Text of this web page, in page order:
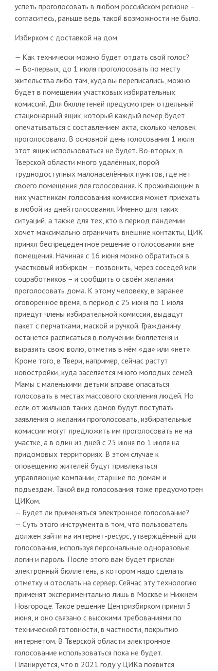
успеть проголосовать в любом российском регионе –
согласитесь, раньше ведь такой возможности не было.
Избирком с доставкой на дом
— Как технически можно будет отдать свой голос?
— Во-первых, до 1 июля проголосовать по месту
жительства либо там, куда вы переписались, можно
будет в помещении участковых избирательных
комиссий. Для бюллетеней предусмотрен отдельный
стационарный ящик, который каждый вечер будет
опечатываться с составлением акта, сколько человек
проголосовало. В основной день голосования 1 июля
этот ящик использоваться не будет. Во-вторых, в
Тверской области много удалённых, порой
труднодоступных малонаселённых пунктов, где нет
своего помещения для голосования. К проживающим в
них участникам голосования комиссия может приехать
в любой из дней голосования. Именно для таких
ситуаций, а также для тех, кто в период пандемии
хочет максимально ограничить внешние контакты, ЦИК
принял беспрецедентное решение о голосовании вне
помещения. Начиная с 16 июня можно обратиться в
участковый избирком – позвонить, через соседей или
соцработников – и сообщить о своём желании
проголосовать дома. К этому человеку, в заранее
оговоренное время, в период с 25 июня по 1 июля
приедут члены избирательной комиссии, выдадут
пакет с перчатками, маской и ручкой. Гражданину
останется расписаться в получении бюллетеня и
выразить свою волю, отметив в нём «да» или «нет».
Кроме того, в Твери, например, сейчас растут
новостройки, куда заселяется много молодых семей.
Мамы с маленькими детьми вправе опасаться
голосовать в местах массового скопления людей. Но
если от жильцов таких домов будут поступать
заявления о желании проголосовать, избирательные
комиссии могут предложить им проголосовать не на
участке, а в один из дней с 25 июня по 1 июля на
придомовых территориях. В этом случае к
оповещению жителей будут привлекаться
управляющие компании, старшие по домам и
подъездам. Такой вид голосования тоже предусмотрен
ЦИКом.
— Будет ли применяться электронное голосование?
— Суть этого инструмента в том, что пользователь
должен зайти на интернет-ресурс, утверждённый для
голосования, используя персональные одноразовые
логин и пароль. После этого вам будет прислан
электронный бюллетень, в котором надо сделать
отметку и отослать на сервер. Сейчас эту технологию
применят экспериментально лишь в Москве и Нижнем
Новгороде. Такое решение Центризбирком принял 5
июня, и оно связано с высокими требованиями по
технической готовности, в частности, покрытию
интернетом. В Тверской области электронное
голосование использоваться пока не будет.
Планируется, что в 2021 году у ЦИКа появится